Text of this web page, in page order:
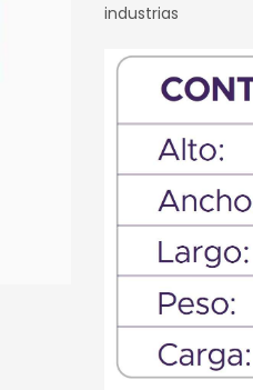
industrias